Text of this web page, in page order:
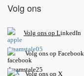
Volg ons
Volg ons op LinkedIn
Volg ons op Facebook
Volg ons op X